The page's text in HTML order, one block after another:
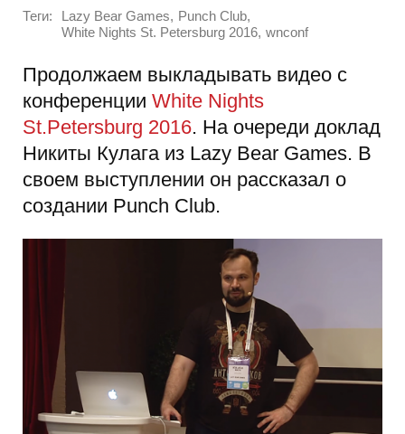
Теги: Lazy Bear Games, Punch Club,
White Nights St. Petersburg 2016, wnconf
Продолжаем выкладывать видео с
конференции White Nights
St.Petersburg 2016. На очереди доклад
Никиты Кулага из Lazy Bear Games. В
своем выступлении он рассказал о
создании Punch Club.